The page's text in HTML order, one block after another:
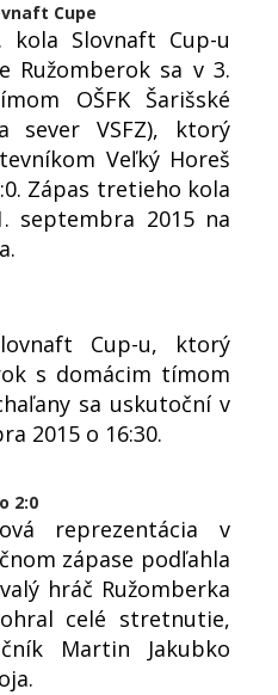
Cupe
kola Slovnaft Cup-u
Ružomberok sa v 3.
OŠFK Šarišské
sever VSFZ), ktorý
Veľký Horeš
Zápas tretieho kola
septembra 2015 na
Cup-u, ktorý
s domácim tímom
sa uskutoční v
2015 o 16:30.
2:0
reprezentácia v
zápase podľahla
hráč Ružomberka
celé stretnutie,
Martin Jakubko